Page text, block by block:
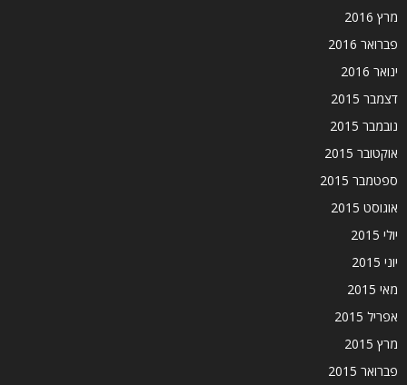
מרץ 2016
פברואר 2016
ינואר 2016
דצמבר 2015
נובמבר 2015
אוקטובר 2015
ספטמבר 2015
אוגוסט 2015
יולי 2015
יוני 2015
מאי 2015
אפריל 2015
מרץ 2015
פברואר 2015